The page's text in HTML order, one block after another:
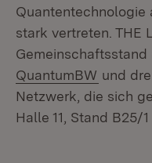
Quantentechnologie
stark vertreten. THE
QuantumBW (Öffnet
und
Netzwerk, die sich
Halle 11, Stand B25/